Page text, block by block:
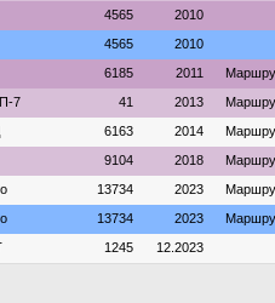
4565 2010
4565 2010
6185 2011
7 41 2013
6163 2014
9104 2018
13734 2023
13734 2023
1245 12.2023